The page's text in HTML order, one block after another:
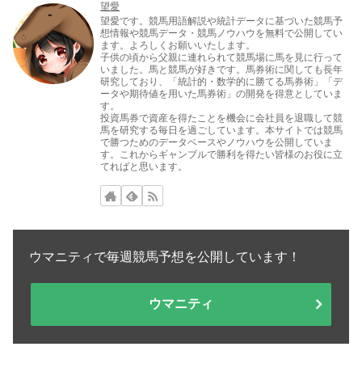
望愛
望愛です。競馬用語解説や統計データに基づいた競馬予
想情報や競馬データ・競馬ノウハウを無料で公開してい
ます。よろしくお願いいたします。
子供の頃から父親に連れられて競馬場に馬を見に行って
いました。馬と競馬が好きです。馬券術に関しても長年
研究しており、「統計的・数学的に勝てる馬券術」「デ
ータや期待値を用いた馬券術」の開発を得意としていま
す。
投資馬券で資産を得たことを機会に会社員を退職して競
馬を研究する毎日を過ごしています。本サイトでは競馬
で勝つためのデータベースやノウハウを公開していま
す。これからギャンブルで勝利を得たい皆様のお役に立
てればと思います。
ウマニティで毎週競馬予想を公開しています！
ウマニティ